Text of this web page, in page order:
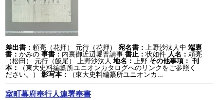
差出書： 頼亮（花押） 元行（花押） 宛名書： 上野沙汰人中 端裏
書：かみの 事書： 内裏御近辺堀普請事 書止：状如件 人名： 頼亮
（松田） 元行（飯尾） 上野沙汰人 地名： 上野 その他事項： 刊
本：
（東大史料編纂所ユニオンカタログへのリンクをご参照く
ださい。）
影写本： （東大史料編纂所ユニオンカ...
室町幕府奉行人連署奉書